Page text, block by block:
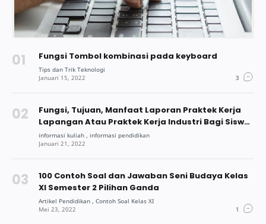
Fungsi Tombol kombinasi pada keyboard
Fungsi, Tujuan, Manfaat Laporan Praktek Kerja
Lapangan Atau Praktek Kerja Industri Bagi Siswa
Dan Mahasiswa
100 Contoh Soal dan Jawaban Seni Budaya Kelas
XI Semester 2 Pilihan Ganda